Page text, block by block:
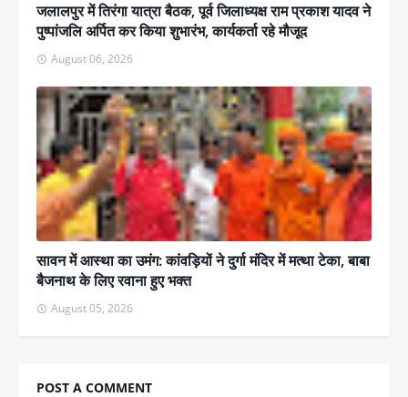
जलालपुर में तिरंगा यात्रा बैठक, पूर्व जिलाध्यक्ष राम प्रकाश यादव ने
पुष्पांजलि अर्पित कर किया शुभारंभ, कार्यकर्ता रहे मौजूद
August 06, 2026
सावन में आस्था का उमंग: कांवड़ियों ने दुर्गा मंदिर में मत्था टेका, बाबा
बैजनाथ के लिए रवाना हुए भक्त
August 05, 2026
POST A COMMENT